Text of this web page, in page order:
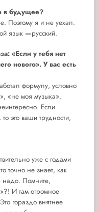
в будущее?
Поэтому я и не уехал.
язык —русский.
«Если у тебя нет
нового». У вас есть
формулу, условно
«не моя музыка».
Если
это ваши трудности,
уже с годами
точно не знает, как
надо. Помните,
И там огромное
гораздо внятнее